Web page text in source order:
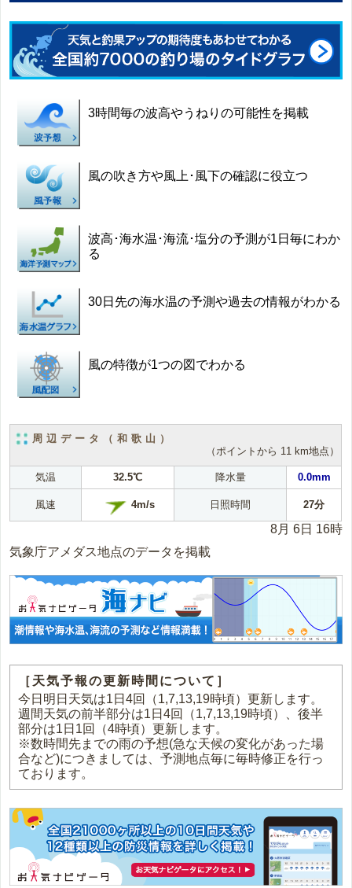
3時間毎の波高やうねりの可能性を掲載
風の吹き方や風上･風下の確認に役立つ
波高･海水温･海流･塩分の予測が1日毎にわか
る
30日先の海水温の予測や過去の情報がわかる
風の特徴が1つの図でわかる
周辺データ（和歌山）
（ポイントから 11 km地点）
気温 32.5℃ 降水量 0.0mm
風速 4m/s 日照時間 27分
8月 6日 16時
気象庁アメダス地点のデータを掲載
［天気予報の更新時間について］
今日明日天気は1日4回（1,7,13,19時頃）更新します。
週間天気の前半部分は1日4回（1,7,13,19時頃）、後半
部分は1日1回（4時頃）更新します。
※数時間先までの雨の予想(急な天候の変化があった場
合など)につきましては、予測地点毎に毎時修正を行っ
ております。